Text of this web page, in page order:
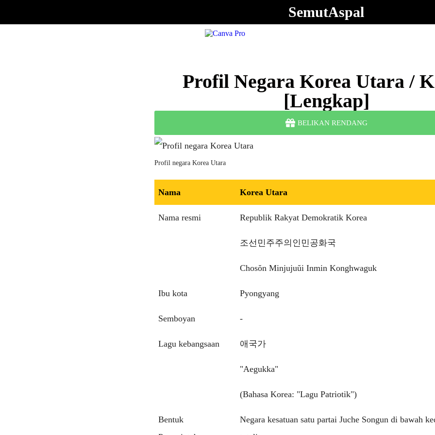
SemutAspal
Profil Negara Korea Utara /
[Lengkap]
BELIKAN RENDANG
Profil negara Korea Utara
Nama Korea Utara
Nama resmi Republik Rakyat Demokratik Korea
조선민주주의인민공화국
Chosŏn Minjujuŭi Inmin Konghwaguk
Ibu kota Pyongyang
Semboyan -
Lagu kebangsaan 애국가
"Aegukka"
(Bahasa Korea: "Lagu Patriotik")
Bentuk
Negara kesatuan satu partai Juche Songun di bawah